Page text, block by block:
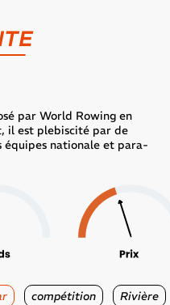
par World Rowing en
il est plebiscité par de
équipes nationale et para-
compétition Rivière
Précédent